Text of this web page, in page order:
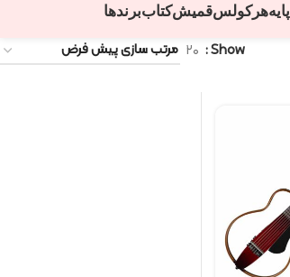
پایههرکولسقمیشکتاببرندها
Show ۲۰